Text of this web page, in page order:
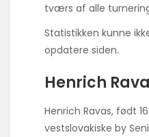
tværs af alle
Statistikken kunne
opdatere siden.
Henrich
Henrich Ravas, født
vestslovakiske by